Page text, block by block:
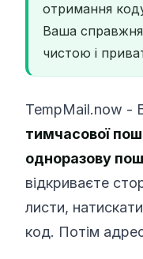
отримання
Ваша
чистою і
TempMail.now -
тимчасової
одноразову
відкриваєте
листи,
код. Потім